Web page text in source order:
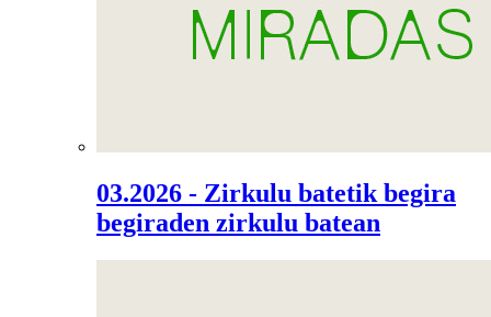
03.2026 - Zirkulu batetik begira
begiraden zirkulu batean